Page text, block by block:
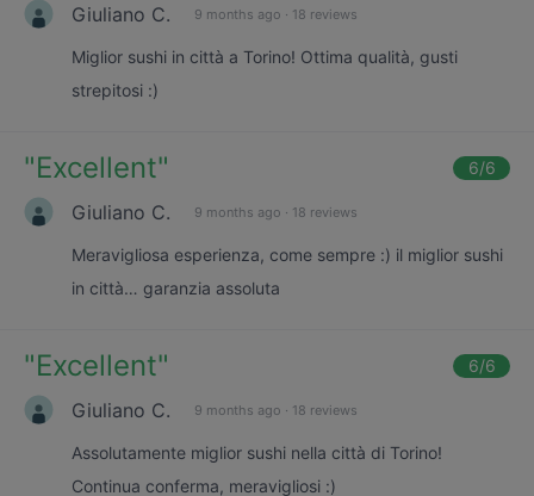
Giuliano C. 9 months ago · 18 reviews
Miglior sushi in città a Torino! Ottima qualità, gusti
strepitosi :)
"Excellent" 6/6
Giuliano C. 9 months ago · 18 reviews
Meravigliosa esperienza, come sempre :) il miglior sushi
in città… garanzia assoluta
"Excellent" 6/6
Giuliano C. 9 months ago · 18 reviews
Assolutamente miglior sushi nella città di Torino!
Continua conferma, meravigliosi :)